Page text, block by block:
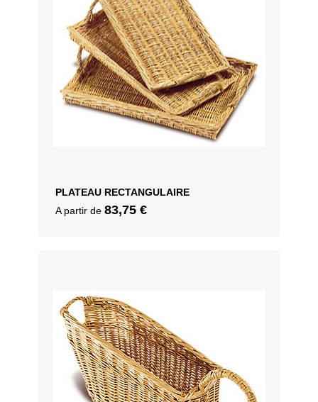
PLATEAU RECTANGULAIRE
A partir de 83,75 €